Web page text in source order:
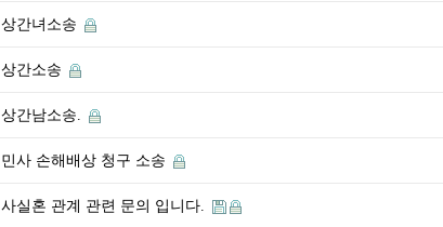
상간녀소송
상간소송
상간남소송.
민사 손해배상 청구 소송
사실혼 관계 관련 문의 입니다.